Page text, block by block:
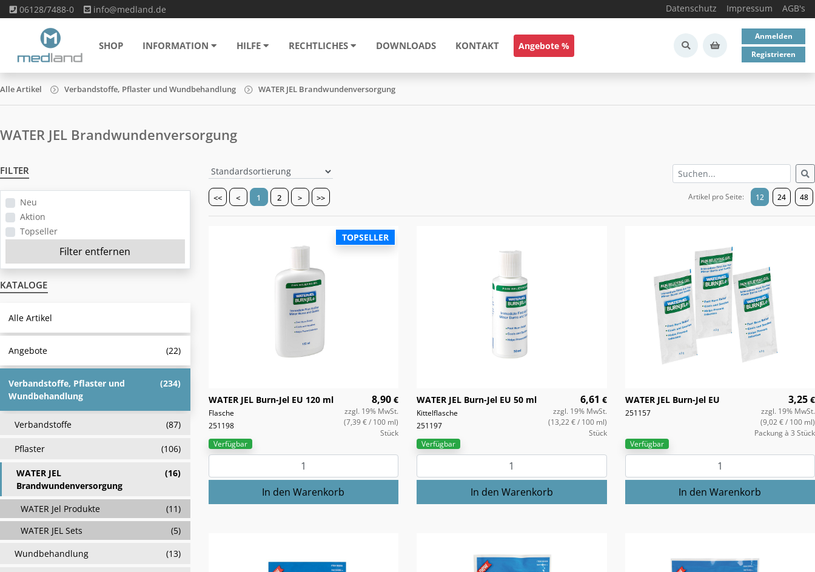
06128/7488-0 info@medland.de Datenschutz Impressum AGB's
SHOP INFORMATION HILFE RECHTLICHES DOWNLOADS KONTAKT Angebote %
Anmelden
Registrieren
Alle Artikel Verbandstoffe, Pflaster und Wundbehandlung WATER JEL Brandwundenversorgung
WATER JEL Brandwundenversorgung
FILTER
Neu
Aktion
Topseller
Filter entfernen
KATALOGE
Alle Artikel
Angebote (22)
Verbandstoffe, Pflaster und
Wundbehandlung
(234)
Verbandstoffe (87)
Pflaster (106)
WATER JEL
Brandwundenversorgung
(16)
WATER Jel Produkte
(11)
WATER JEL Sets
(5)
Wundbehandlung
(13)
<< < 1 2 > >> Artikel pro Seite: 12 24 48
TOPSELLER
WATER JEL Burn-Jel EU 120 ml
Flasche
251198
8,90 €
zzgl. 19% MwSt.
(7,39 €/ 100 ml)
Stück
Verfügbar
WATER JEL Burn-Jel EU 50 ml
Kittelflasche
251197
6,61 €
zzgl. 19% MwSt.
(13,22 € / 100 ml)
Stück
Verfügbar
WATER JEL Burn-Jel EU
251157
3,25 €
zzgl. 19% MwSt.
(9,02 €/ 100 ml)
Packung à 3 Stück
Verfügbar